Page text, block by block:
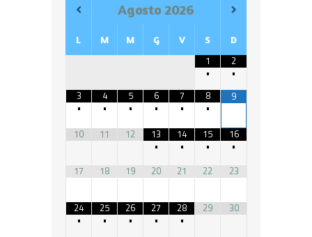
Agosto2026
L M M G V S D
1
•
2
•
3
•
4
•
5
•
6
•
7
•
8
•
9
10 11 12
13
•
14
•
15
•
16
•
17
18 19 20 21 22 23
24
•
25
•
26
•
27
•
28
•
29 30